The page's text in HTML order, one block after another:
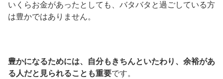
いくらお金があったとしても、バタバタと過ごしている方
は豊かではありません。
豊かになるためには、自分もきちんといたわり、余裕があ
る人だと見られることも重要です。